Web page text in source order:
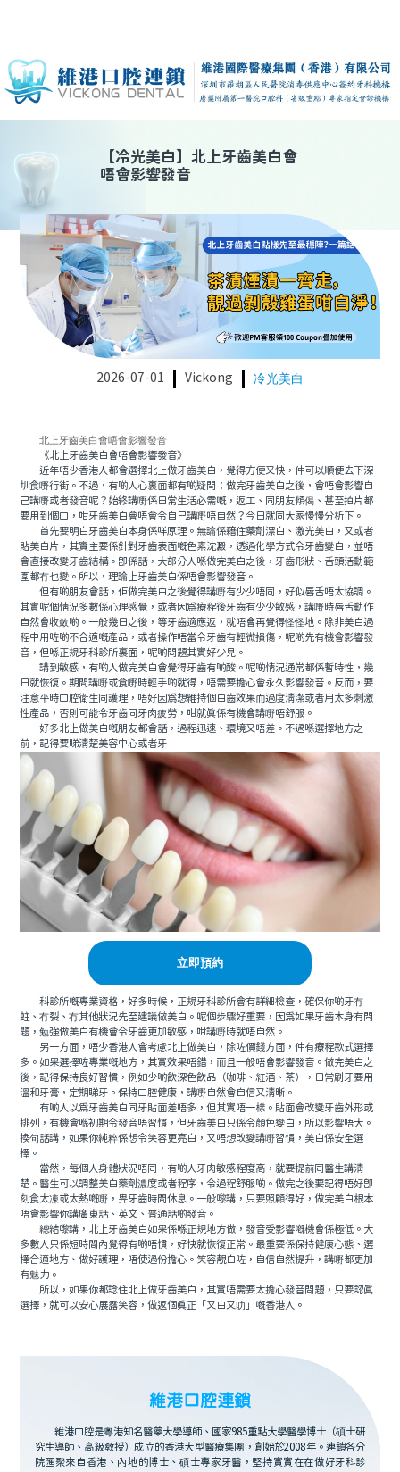
【冷光美白】 北上牙齒美白會
唔會影響發音
2026-07-01 Vickong 冷光美白
北上牙齒美白會唔會影響發音
《北上牙齒美白會唔會影響發音》
近年唔少香港人都會選擇北上做牙齒美白，覺得方便又快，仲可以順便去下深
圳食嘢行街。不過，有啲人心裏面都有啲疑問：做完牙齒美白之後，會唔會影響自
己講嘢或者發音呢？始終講嘢係日常生活必需嘅，返工、同朋友傾偈、甚至拍片都
要用到個口，咁牙齒美白會唔會令自己講嘢唔自然？今日就同大家慢慢分析下。
首先要明白牙齒美白本身係咩原理。無論係藉住藥劑漂白、激光美白，又或者
貼美白片，其實主要係針對牙齒表面嘅色素沈澱，透過化學方式令牙齒變白，並唔
會直接改變牙齒結構。即係話，大部分人喺做完美白之後，牙齒形狀、舌頭活動範
圍都冇乜變。所以，理論上牙齒美白係唔會影響發音。
但有啲朋友會話，佢做完美白之後覺得講嘢有少少唔同，好似唇舌唔太協調。
其實呢個情況多數係心理感覺，或者因為療程後牙齒有少少敏感，講嘢時唇舌動作
自然會收斂啲。一般幾日之後，等牙齒適應返，就唔會再覺得怪怪地。除非美白過
程中用咗啲不合適嘅產品，或者操作唔當令牙齒有輕微損傷，呢啲先有機會影響發
音，但喺正規牙科診所裏面，呢啲問題其實好少見。
講到敏感，有啲人做完美白會覺得牙齒有啲酸。呢啲情況通常都係暫時性，幾
日就恢復。期間講嘢或食嘢時輕手啲就得，唔需要擔心會永久影響發音。反而，要
注意平時口腔衛生同護理，唔好因為想維持個白齒效果而過度清潔或者用太多刺激
性產品，否則可能令牙齒同牙肉疲勞，咁就真係有機會講嘢唔舒服。
好多北上做美白嘅朋友都會話，過程迅速、環境又唔差。不過喺選擇地方之
前，記得要睇清楚美容中心或者牙
立即預約
科診所嘅專業資格，好多時候，正規牙科診所會有詳細檢查，確保你啲牙冇
蛀、冇裂、冇其他狀況先至建議做美白。呢個步驟好重要，因為如果牙齒本身有問
題，勉強做美白有機會令牙齒更加敏感，咁講嘢時就唔自然。
另一方面，唔少香港人會考慮北上做美白，除咗價錢方面，仲有療程款式選擇
多。如果選擇咗專業嘅地方，其實效果唔錯，而且一般唔會影響發音。做完美白之
後，記得保持良好習慣，例如少啲飲深色飲品（咖啡、紅酒、茶），日常刷牙要用
溫和牙膏，定期睇牙。保持口腔健康，講嘢自然會自信又清晰。
有啲人以為牙齒美白同牙貼面差唔多，但其實唔一樣。貼面會改變牙齒外形或
排列，有機會喺初期令發音唔習慣，但牙齒美白只係令顏色變白，所以影響唔大。
換句話講，如果你純粹係想令笑容更亮白，又唔想改變講嘢習慣，美白係安全選
擇。
當然，每個人身體狀況唔同，有啲人牙肉敏感程度高，就要提前同醫生講清
楚。醫生可以調整美白藥劑濃度或者程序，令過程舒服啲。做完之後要記得唔好即
刻食太凍或太熱嘅嘢，畀牙齒時間休息。一般嚟講，只要照顧得好，做完美白根本
唔會影響你講廣東話、英文、普通話啲發音。
總結嚟講，北上牙齒美白如果係喺正規地方做，發音受影響嘅機會係極低。大
多數人只係短時間內覺得有啲唔慣，好快就恢復正常。最重要係保持健康心態、選
擇合適地方、做好護理，唔使過份擔心。笑容靚白咗，自信自然提升，講嘢都更加
有魅力。
所以，如果你都諗住北上做牙齒美白，其實唔需要太擔心發音問題，只要認真
選擇，就可以安心展露笑容，做返個真正「又白又叻」嘅香港人。
維港口腔連鎖
維港口腔是粵港知名醫藥大學導師、國家985重點大學醫學博士（碩士研
究生導師、高級教授）成立的香港大型醫療集團，創始於2008年。連鎖各分
院匯聚來自香港、內地的博士、碩士專家牙醫，堅持實實在在做好牙科診